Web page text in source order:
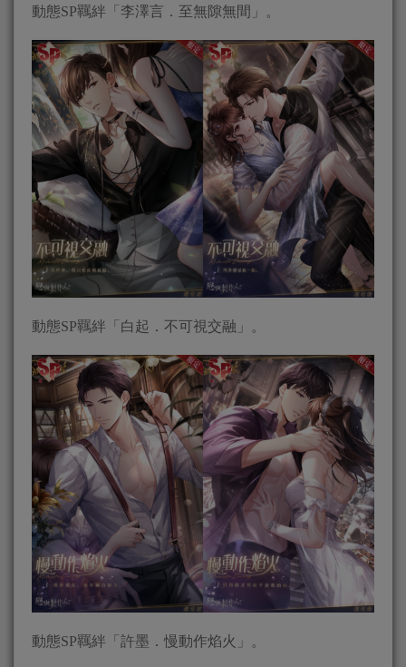
動態SP羈絆「李澤言．至無隙無間」。
動態SP羈絆「白起．不可視交融」。
動態SP羈絆「許墨．慢動作焰火」。